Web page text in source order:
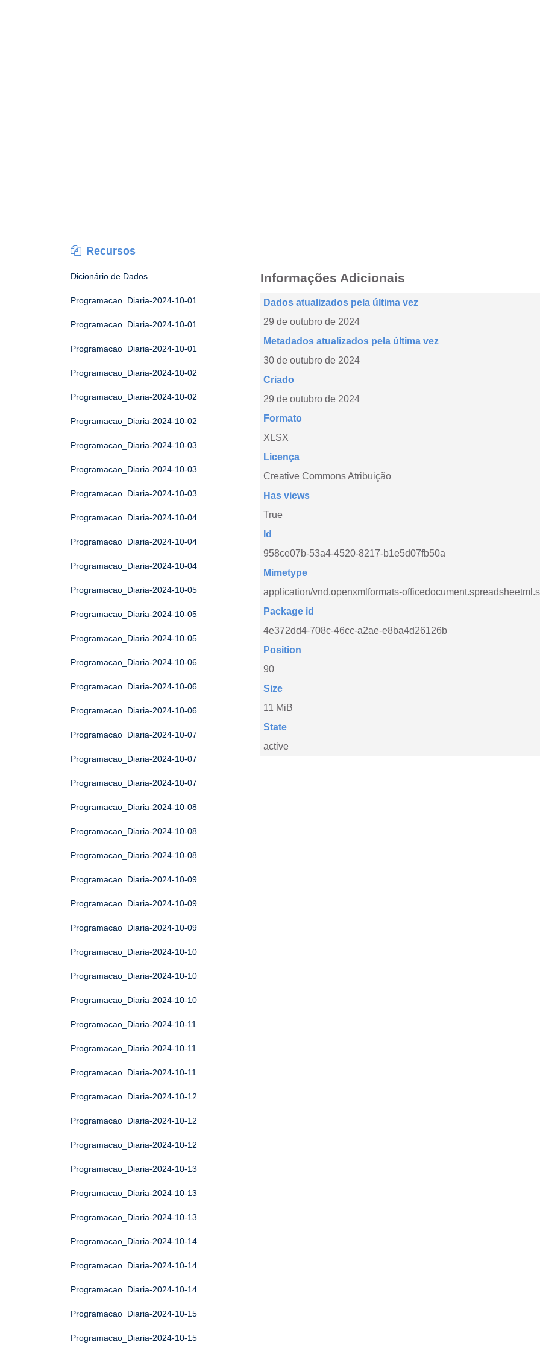
Recursos
Dicionário de Dados
Programacao_Diaria-2024-10-01
Programacao_Diaria-2024-10-01
Programacao_Diaria-2024-10-01
Programacao_Diaria-2024-10-02
Programacao_Diaria-2024-10-02
Programacao_Diaria-2024-10-02
Programacao_Diaria-2024-10-03
Programacao_Diaria-2024-10-03
Programacao_Diaria-2024-10-03
Programacao_Diaria-2024-10-04
Programacao_Diaria-2024-10-04
Programacao_Diaria-2024-10-04
Programacao_Diaria-2024-10-05
Programacao_Diaria-2024-10-05
Programacao_Diaria-2024-10-05
Programacao_Diaria-2024-10-06
Programacao_Diaria-2024-10-06
Programacao_Diaria-2024-10-06
Programacao_Diaria-2024-10-07
Programacao_Diaria-2024-10-07
Programacao_Diaria-2024-10-07
Programacao_Diaria-2024-10-08
Programacao_Diaria-2024-10-08
Programacao_Diaria-2024-10-08
Programacao_Diaria-2024-10-09
Programacao_Diaria-2024-10-09
Programacao_Diaria-2024-10-09
Programacao_Diaria-2024-10-10
Programacao_Diaria-2024-10-10
Programacao_Diaria-2024-10-10
Programacao_Diaria-2024-10-11
Programacao_Diaria-2024-10-11
Programacao_Diaria-2024-10-11
Programacao_Diaria-2024-10-12
Programacao_Diaria-2024-10-12
Programacao_Diaria-2024-10-12
Programacao_Diaria-2024-10-13
Programacao_Diaria-2024-10-13
Programacao_Diaria-2024-10-13
Programacao_Diaria-2024-10-14
Programacao_Diaria-2024-10-14
Programacao_Diaria-2024-10-14
Programacao_Diaria-2024-10-15
Programacao_Diaria-2024-10-15
Informações Adicionais
Dados atualizados pela última vez
29 de outubro de 2024
Metadados atualizados pela última vez
30 de outubro de 2024
Criado
29 de outubro de 2024
Formato
XLSX
Licença
Creative Commons Atribuição
Has views
True
Id
958ce07b-53a4-4520-8217-b1e5d07fb50a
Mimetype
application/vnd.openxmlformats-
Package id
4e372dd4-708c-46cc-a2ae-e8ba4d26126b
Position
90
Size
11 MiB
State
active